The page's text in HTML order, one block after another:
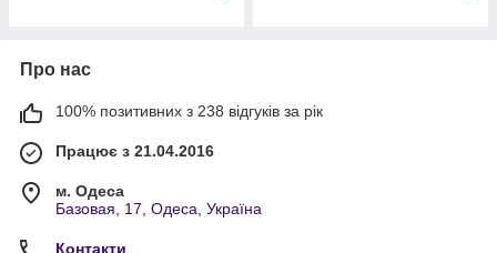
Про нас
100% позитивних з 238 відгуків за рік
Працює з 21.04.2016
м. Одеса
Базовая, 17, Одеса, Україна
Контакти